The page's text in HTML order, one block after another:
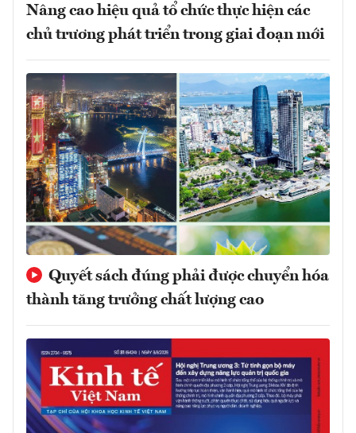
Nâng cao hiệu quả tổ chức thực hiện các
chủ trương phát triển trong giai đoạn mới
Quyết sách đúng phải được chuyển hóa
thành tăng trưởng chất lượng cao